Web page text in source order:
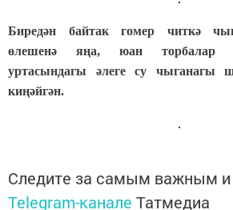
Биредән байтак гомер читкә
өлешенә яңа, юан торбалар
уртасындагы әлеге су чыганагы
киңәйгән.
Следите за самым важным
Telegram-канале Татмедиа